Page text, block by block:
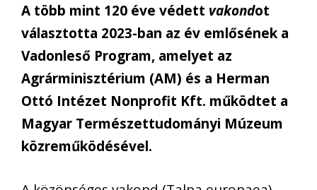
A több mint 120 éve védett vakondot
választotta 2023-ban az év emlősének a
Vadonleső Program, amelyet az
Agrárminisztérium (AM) és a Herman
Ottó Intézet Nonprofit Kft. működtet a
Magyar Természettudományi Múzeum
közreműködésével.